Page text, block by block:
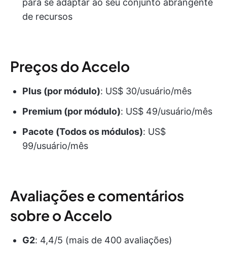
de recursos
Preços do Accelo
Plus (por módulo): US$ 30/usuário/mês
Premium (por módulo): US$ 49/usuário/mês
Pacote (Todos os módulos): US$
99/usuário/mês
Avaliações e comentários
sobre o Accelo
G2: 4,4/5 (mais de 400 avaliações)